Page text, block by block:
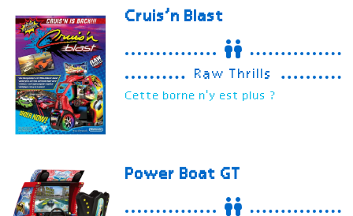
Cruis’n Blast
Raw Thrills
Cette borne n'y est plus ?
Power Boat GT